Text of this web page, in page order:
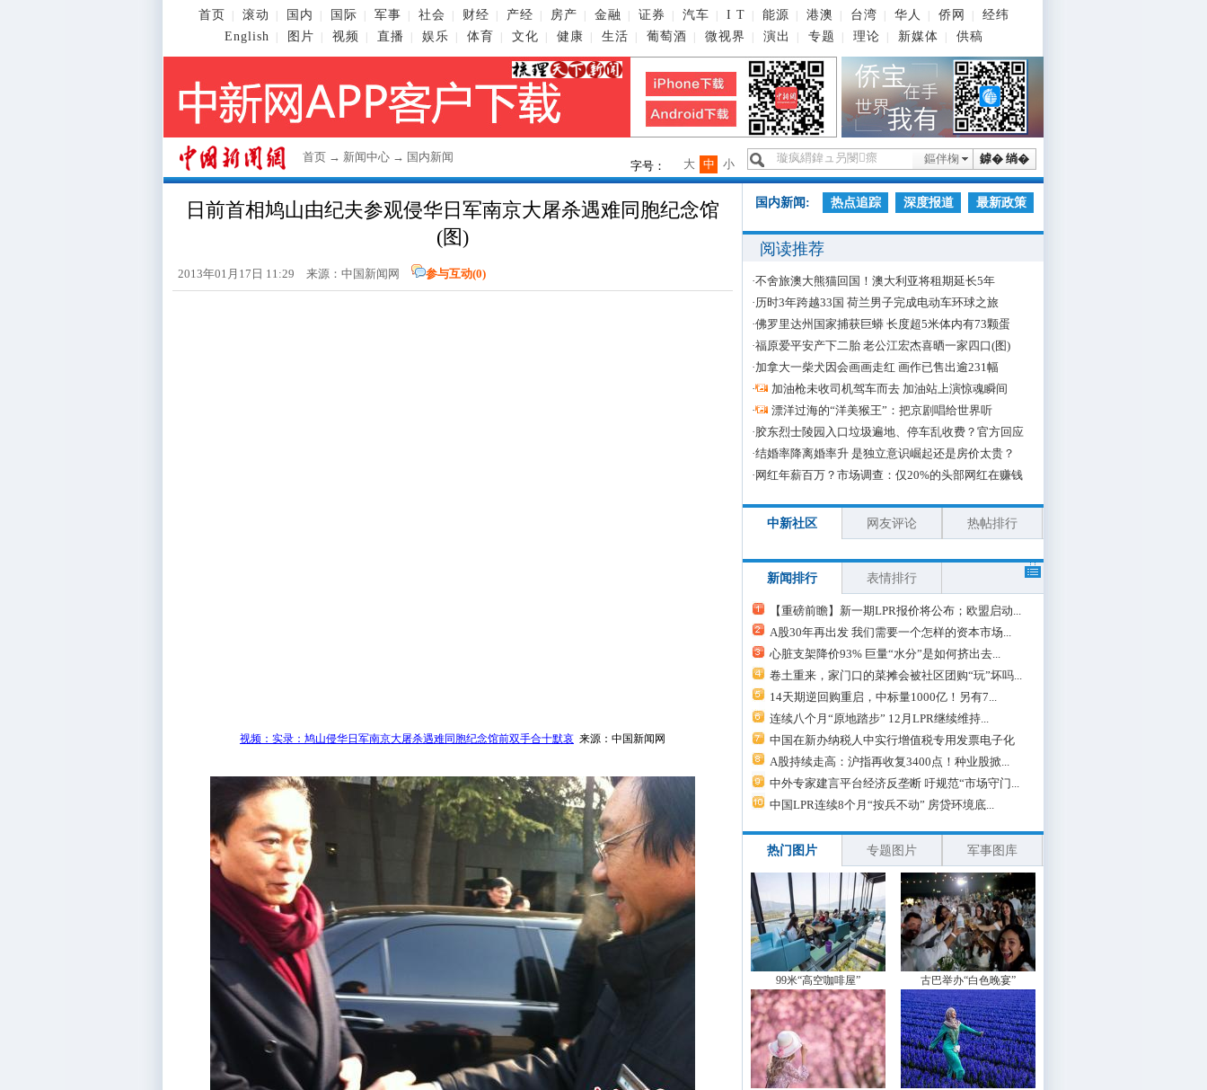
首页 滚动 国内 国际 军事 社会 财经 产经 房产 金融 证券 汽车 I T 能源 港澳 台湾 华人 侨网
经纬
English
图片 视频 直播 娱乐 体育 文化 健康 生活 葡萄酒 微视界 演出 专题 理论 新媒体 供稿
首页 → 新闻中心 → 国内新闻 鎼� 绱�
鏂伴椈
字号： 小
中
大
日前首相鸠山由纪夫参观侵华日军南京大屠杀遇难同胞纪念馆
(图)
2013年01月17日 11:29 来源： 中国新闻网 参与互动(0)
视频：实录：鸠山侵华日军南京大屠杀遇难同胞纪念馆前双手合十默哀来源：中国新闻网
国内新闻: 热点追踪 深度报道 最新政策
阅读推荐
·不舍旅澳大熊猫回国！澳大利亚将租期延长5年
·历时3年跨越33国 荷兰男子完成电动车环球之旅
·佛罗里达州国家捕获巨蟒 长度超5米体内有73颗蛋
·福原爱平安产下二胎 老公江宏杰喜晒一家四口(图)
·加拿大一柴犬因会画画走红 画作已售出逾231幅
·
加油枪未收司机驾车而去 加油站上演惊魂瞬间
·
漂洋过海的“洋美猴王”：把京剧唱给世界听
·胶东烈士陵园入口垃圾遍地、停车乱收费？官方回应
·结婚率降离婚率升 是独立意识崛起还是房价太贵？
· 网红年薪百万？市场调查：仅20%的头部网红在赚钱
中新社区 网友评论 热帖排行
新闻排行 表情排行
【重磅前瞻】新一期LPR报价将公布；欧盟启动...
A股30年再出发 我们需要一个怎样的资本市场...
心脏支架降价93% 巨量“水分”是如何挤出去...
卷土重来，家门口的菜摊会被社区团购“玩”坏吗...
14天期逆回购重启，中标量1000亿！另有7...
连续八个月“原地踏步” 12月LPR继续维持...
中国在新办纳税人中实行增值税专用发票电子化
A股持续走高：沪指再收复3400点！种业股掀...
中外专家建言平台经济反垄断 吁规范“市场守门...
中国LPR连续8个月“按兵不动” 房贷环境底...
热门图片 专题图片 军事图库
99米“高空咖啡屋” 古巴举办“白色晚宴”